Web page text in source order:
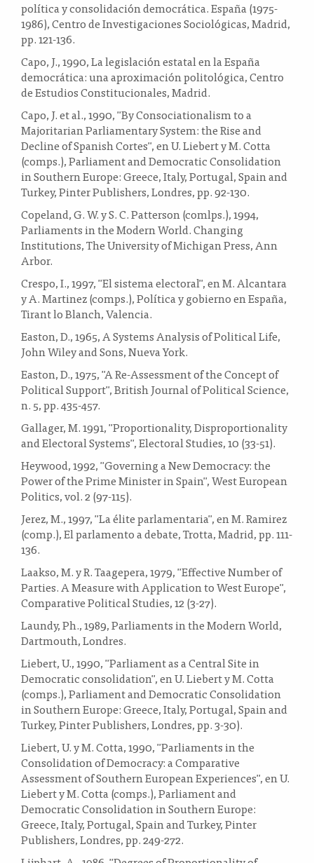
política y consolidación democrática. España (1975-
1986), Centro de Investigaciones Sociológicas, Madrid,
pp. 121-136.
Capo, J., 1990, La legislación estatal en la España
democrática: una aproximación politológica, Centro
de Estudios Constitucionales, Madrid.
Capo, J. et al., 1990, "By Consociationalism to a
Majoritarian Parliamentary System: the Rise and
Decline of Spanish Cortes", en U. Liebert y M. Cotta
(comps.), Parliament and Democratic Consolidation
in Southern Europe: Greece, Italy, Portugal, Spain and
Turkey, Pinter Publishers, Londres, pp. 92-130.
Copeland, G. W. y S. C. Patterson (comlps.), 1994,
Parliaments in the Modern World. Changing
Institutions, The University of Michigan Press, Ann
Arbor.
Crespo, I., 1997, "El sistema electoral", en M. Alcantara
y A. Martinez (comps.), Política y gobierno en España,
Tirant lo Blanch, Valencia.
Easton, D., 1965, A Systems Analysis of Political Life,
John Wiley and Sons, Nueva York.
Easton, D., 1975, "A Re-Assessment of the Concept of
Political Support", British Journal of Political Science,
n. 5, pp. 435-457.
Gallager, M. 1991, "Proportionality, Disproportionality
and Electoral Systems", Electoral Studies, 10 (33-51).
Heywood, 1992, "Governing a New Democracy: the
Power of the Prime Minister in Spain", West European
Politics, vol. 2 (97-115).
Jerez, M., 1997, "La élite parlamentaria", en M. Ramirez
(comp.), El parlamento a debate, Trotta, Madrid, pp. 111-
136.
Laakso, M. y R. Taagepera, 1979, "Effective Number of
Parties. A Measure with Application to West Europe",
Comparative Political Studies, 12 (3-27).
Laundy, Ph., 1989, Parliaments in the Modern World,
Dartmouth, Londres.
Liebert, U., 1990, "Parliament as a Central Site in
Democratic consolidation", en U. Liebert y M. Cotta
(comps.), Parliament and Democratic Consolidation
in Southern Europe: Greece, Italy, Portugal, Spain and
Turkey, Pinter Publishers, Londres, pp. 3-30).
Liebert, U. y M. Cotta, 1990, "Parliaments in the
Consolidation of Democracy: a Comparative
Assessment of Southern European Experiences", en U.
Liebert y M. Cotta (comps.), Parliament and
Democratic Consolidation in Southern Europe:
Greece, Italy, Portugal, Spain and Turkey, Pinter
Publishers, Londres, pp. 249-272.